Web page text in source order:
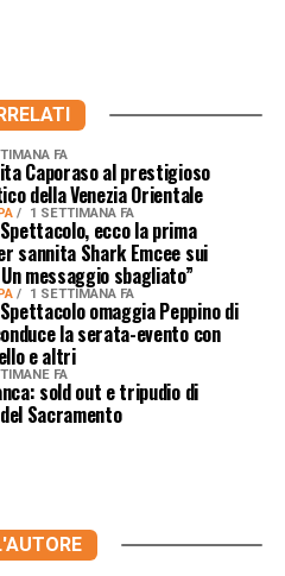
FA
Caporaso al prestigioso
della Venezia Orientale
1 SETTIMANA FA
ecco la prima
sannita Shark Emcee sui
messaggio sbagliato”
1 SETTIMANA FA
omaggia Peppino di
la serata-evento con
e altri
FA
sold out e tripudio di
Sacramento